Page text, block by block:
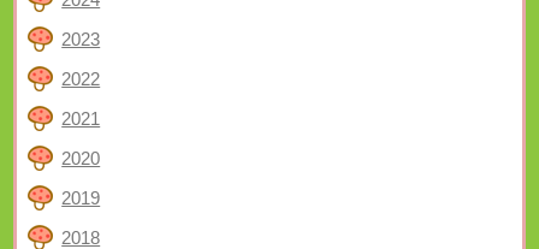
2023
2022
2021
2020
2019
2018